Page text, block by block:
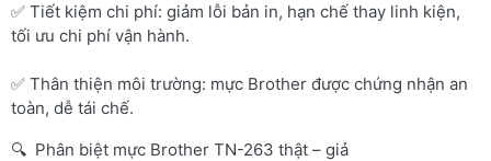
✅ Tiết kiệm chi phí: giảm lỗi bản in, hạn chế thay linh kiện,
tối ưu chi phí vận hành.
✅ Thân thiện môi trường: mực Brother được chứng nhận an
toàn, dễ tái chế.
🔍 Phân biệt mực Brother TN-263 thật – giả